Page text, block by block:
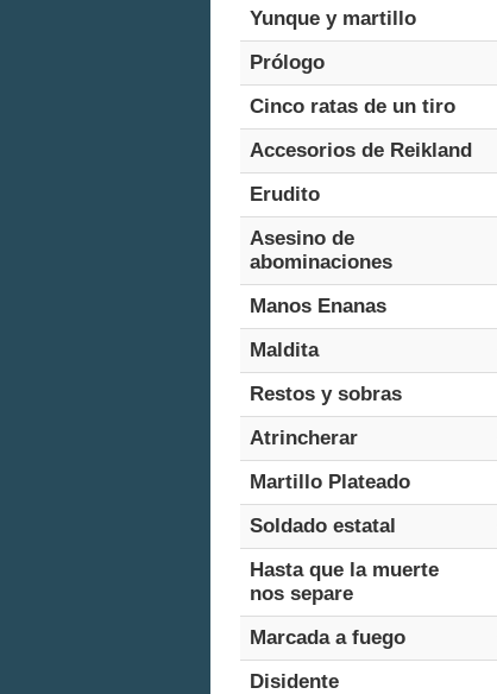
Yunque y martillo
Prólogo
Cinco ratas de un tiro
Accesorios de Reikland
Erudito
Asesino de
abominaciones
Manos Enanas
Maldita
Restos y sobras
Atrincherar
Martillo Plateado
Soldado estatal
Hasta que la muerte
nos separe
Marcada a fuego
Disidente